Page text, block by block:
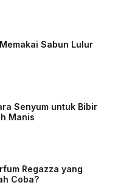
Sabun Lulur
Senyum untuk Bibir
Manis
Regazza yang
Coba?